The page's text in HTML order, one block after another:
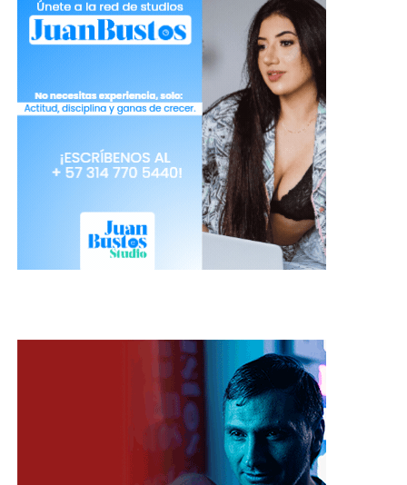
Ojos Verdes:Los ojos verdes deslumbran por sí
solos, son exóticos y llamativos, sin embargo si
magenta, verdes suaves, grises, y plateadas. Tu
mejor amigo será el negro para impactar. El plus
de este tono de ojos es que puedes estar sin una
gota de maquillaje en ellos y lucir radiante.